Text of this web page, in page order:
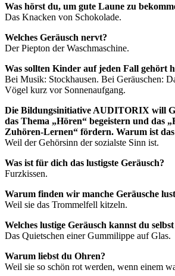
Was hörst du, um gute Laune zu
Das Knacken von Schokolade.
Welches Geräusch nervt?
Der Piepton der Waschmaschine.
Was sollten Kinder auf jeden Fall gehört
Bei Musik: Stockhausen. Bei Geräuschen:
Vögel kurz vor Sonnenaufgang.
Die Bildungsinitiative AUDITORIX will
das Thema „Hören“ begeistern und das
Zuhören-Lernen“ fördern. Warum ist
Weil der Gehörsinn der sozialste Sinn ist.
Was ist für dich das lustigste Geräusch?
Furzkissen.
Warum finden wir manche Geräusche
Weil sie das Trommelfell kitzeln.
Welches lustige Geräusch kannst du
Das Quietschen einer Gummilippe auf Glas.
Warum liebst du Ohren?
Weil sie so schön rot werden, wenn einem